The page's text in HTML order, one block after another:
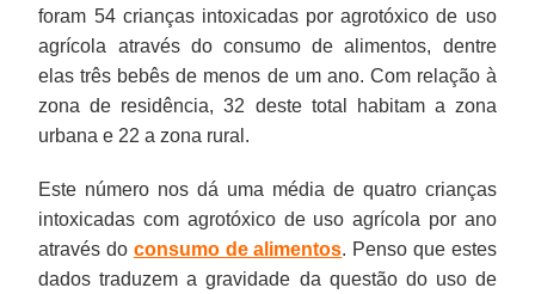
foram 54 crianças intoxicadas por agrotóxico de uso
agrícola através do consumo de alimentos, dentre
elas três bebês de menos de um ano. Com relação à
zona de residência, 32 deste total habitam a zona
urbana e 22 a zona rural.
Este número nos dá uma média de quatro crianças
intoxicadas com agrotóxico de uso agrícola por ano
através do consumo de alimentos. Penso que estes
dados traduzem a gravidade da questão do uso de